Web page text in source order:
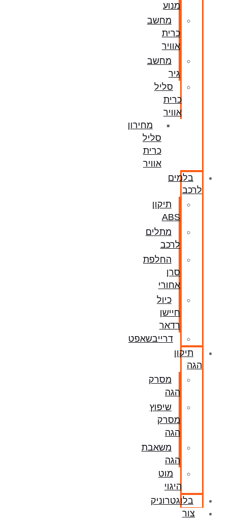
מנוע
מחשב
כרית
אוויר
מחשב
גיר
סליל
כרית
אוויר
מחירון
סליל
כרית
אוויר
בלמים
לרכב
תיקון
ABS
מתלים
לרכב
החלפת
סרן
אחורי
כיול
חיישן
רדאר
דרייבשאפט
תיקון
הגה
מסרק
הגה
שיפוץ
מסרק
הגה
משאבת
הגה
מוט
היגוי
בלוגטרוניק
צור